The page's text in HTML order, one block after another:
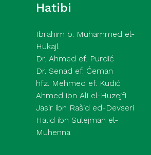
Hatibi
Ibrahim b. Muhammed el-
Hukajl
Dr. Ahmed ef. Purdić
Dr. Senad ef. Ćeman
hfz. Mehmed ef. Kudić
Ahmed ibn Ali el-Huzejfi
Jasir ibn Rašid ed-Devseri
Halid ibn Sulejman el-
Muhenna